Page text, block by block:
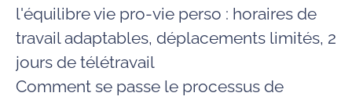
l'équilibre vie pro-vie perso : horaires de
travail adaptables, déplacements limités, 2
jours de télétravail
Comment se passe le processus de